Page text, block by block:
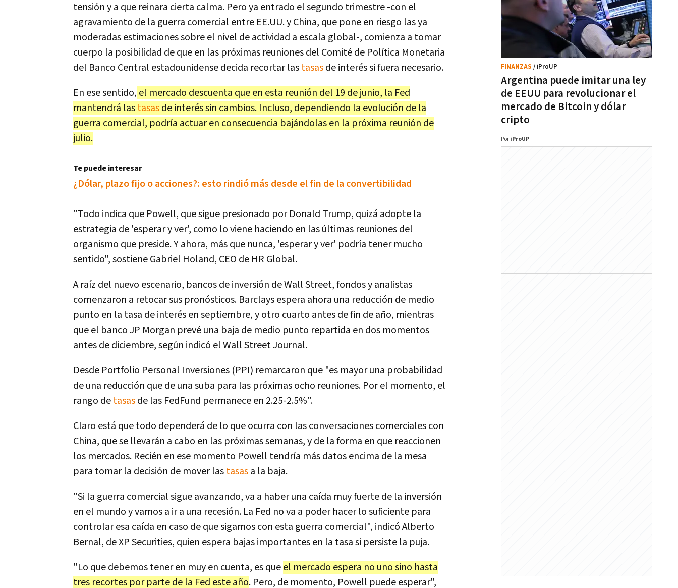
tensión y a que reinara cierta calma. Pero ya entrado el segundo trimestre -con el
agravamiento de la guerra comercial entre EE.UU. y China, que pone en riesgo las ya
moderadas estimaciones sobre el nivel de actividad a escala global-, comienza a tomar
cuerpo la posibilidad de que en las próximas reuniones del Comité de Política Monetaria
del Banco Central estadounidense decida recortar lastasasde interés si fuera necesario.
En ese sentido, el mercado descuenta que en esta reunión del 19 de junio, la Fed
mantendrá lastasasde interés sin cambios. Incluso, dependiendo la evolución de la
guerra comercial, podría actuar en consecuencia bajándolas en la próxima reunión de
julio.
Te puede interesar
¿Dólar, plazo fijo o acciones?: esto rindió más desde el fin de la convertibilidad
"Todo indica que Powell, que sigue presionado por Donald Trump, quizá adopte la
estrategia de 'esperar y ver', como lo viene haciendo en las últimas reuniones del
organismo que preside. Y ahora, más que nunca, 'esperar y ver' podría tener mucho
sentido", sostiene Gabriel Holand, CEO de HR Global.
A raíz del nuevo escenario, bancos de inversión de Wall Street, fondos y analistas
comenzaron a retocar sus pronósticos. Barclays espera ahora una reducción de medio
punto en la tasa de interés en septiembre, y otro cuarto antes de fin de año, mientras
que el banco JP Morgan prevé una baja de medio punto repartida en dos momentos
antes de diciembre, según indicó el Wall Street Journal.
Desde Portfolio Personal Inversiones (PPI) remarcaron que "es mayor una probabilidad
de una reducción que de una suba para las próximas ocho reuniones. Por el momento, el
rango detasasde las FedFund permanece en 2.25-2.5%".
Claro está que todo dependerá de lo que ocurra con las conversaciones comerciales con
China, que se llevarán a cabo en las próximas semanas, y de la forma en que reaccionen
los mercados. Recién en ese momento Powell tendría más datos encima de la mesa
para tomar la decisión de mover lastasasa la baja.
"Si la guerra comercial sigue avanzando, va a haber una caída muy fuerte de la inversión
en el mundo y vamos a ir a una recesión. La Fed no va a poder hacer lo suficiente para
controlar esa caída en caso de que sigamos con esta guerra comercial", indicó Alberto
Bernal, de XP Securities, quien espera bajas importantes en la tasa si persiste la puja.
"Lo que debemos tener en muy en cuenta, es queel mercado espera no uno sino hasta
tres recortes por parte de la Fed este año. Pero, de momento, Powell puede esperar",
Argentina puede imitar una ley
de EEUU para revolucionar el
mercado de Bitcoin y dólar
cripto
FINANZAS / iProUP
Por iProUP